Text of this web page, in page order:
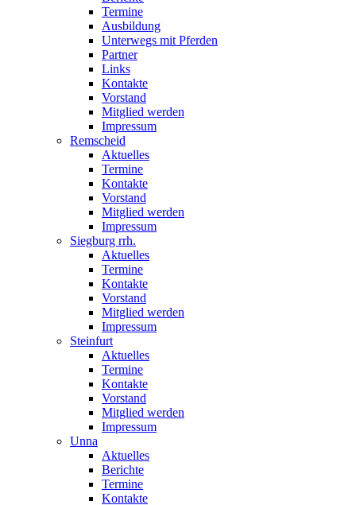
Termine
Ausbildung
Unterwegs mit Pferden
Partner
Links
Kontakte
Vorstand
Mitglied werden
Impressum
Remscheid
Aktuelles
Termine
Kontakte
Vorstand
Mitglied werden
Impressum
Siegburg rrh.
Aktuelles
Termine
Kontakte
Vorstand
Mitglied werden
Impressum
Steinfurt
Aktuelles
Termine
Kontakte
Vorstand
Mitglied werden
Impressum
Unna
Aktuelles
Berichte
Termine
Kontakte